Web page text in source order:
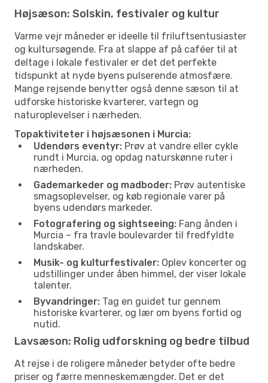
Højsæson: Solskin, festivaler og kultur
Varme vejr måneder er ideelle til friluftsentusiaster
og kultursøgende. Fra at slappe af på caféer til at
deltage i lokale festivaler er det det perfekte
tidspunkt at nyde byens pulserende atmosfære.
Mange rejsende benytter også denne sæson til at
udforske historiske kvarterer, vartegn og
naturoplevelser i nærheden.
Topaktiviteter i højsæsonen i Murcia:
Udendørs eventyr: Prøv at vandre eller cykle
rundt i Murcia, og opdag naturskønne ruter i
nærheden.
Gademarkeder og madboder: Prøv autentiske
smagsoplevelser, og køb regionale varer på
byens udendørs markeder.
Fotografering og sightseeing: Fang ånden i
Murcia – fra travle boulevarder til fredfyldte
landskaber.
Musik- og kulturfestivaler: Oplev koncerter og
udstillinger under åben himmel, der viser lokale
talenter.
Byvandringer: Tag en guidet tur gennem
historiske kvarterer, og lær om byens fortid og
nutid.
Lavsæson: Rolig udforskning og bedre tilbud
At rejse i de roligere måneder betyder ofte bedre
priser og færre menneskemængder. Det er det